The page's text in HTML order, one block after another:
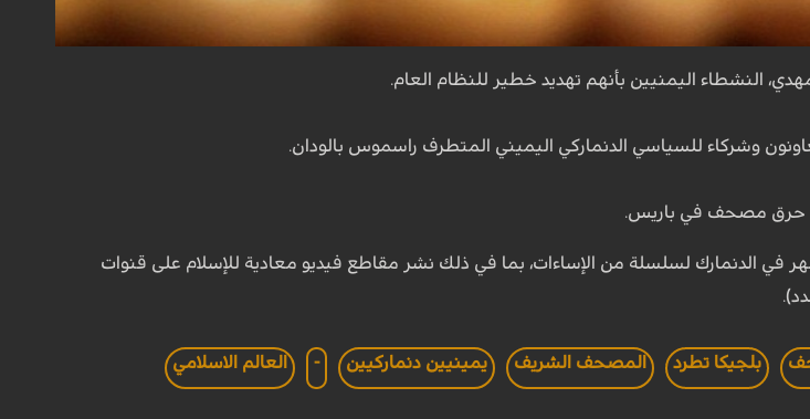
النشطاء اليمنيين بأنهم تهديد خطير للنظام العام.
وشركاء للسياسي الدنماركي اليميني المتطرف راسموس بالودان.
حرق مصحف في باريس.
الدنمارك لسلسلة من الإساءات، بما في ذلك نشر مقاطع فيديو معادية للإسلام على قنوات
بلجيكا تطرد المصحف الشريف يمينيين دنماركيين - العالم الاسلامي